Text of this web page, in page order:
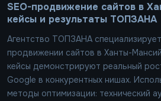
SEO-продвижение сайтов в
кейсы и результаты ТОПЗАНА
Агентство ТОПЗАНА
продвижении сайтов в Ханты-
кейсы демонстрируют реальный
Google в конкурентных нишах.
методы оптимизации: технический